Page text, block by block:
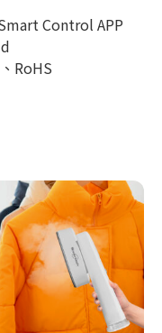
Control APP
RoHS